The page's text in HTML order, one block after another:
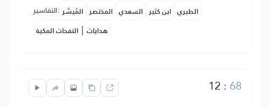
التفاسير: المُيسَّر المختصر السعدي ابن كثير الطبري
النفحات المكية | هدايات
12 :68